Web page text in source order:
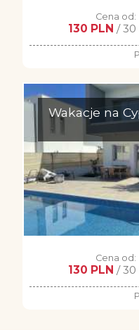
Cena od:
130 PLN / 30
Wakacje na
Cena od:
130 PLN / 30